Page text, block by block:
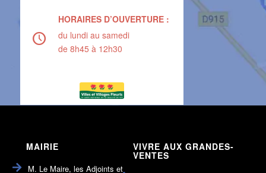
HORAIRES D’OUVERTURE :
du lundi au samedi
de 8h45 à 12h30
MAIRIE
M. Le Maire, les Adjoints et
VIVRE AUX GRANDES-
VENTES